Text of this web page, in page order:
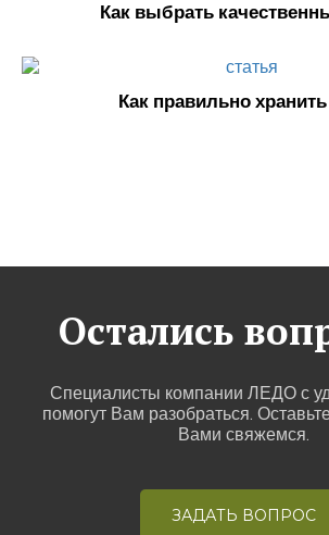
Как выбрать
Как правильно
Остались
Специалисты компании ЛЕДО с
помогут Вам разобраться.
Вами свяжемся.
ЗАДАТЬ ВОПРОС